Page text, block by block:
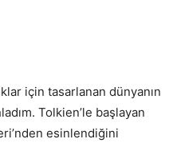
için tasarlanan dünyanın
Tolkien’le başlayan
esinlendiğini